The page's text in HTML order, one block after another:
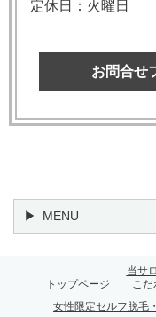
定休日：火曜日
お問合せ
MENU
トップページ
当サ
こだ
女性限定セルフ脱毛